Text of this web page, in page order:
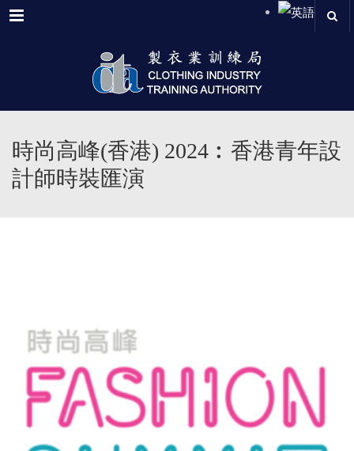
Menu
時尚高峰(香港) 2024︰香港青年設
計師時裝匯演